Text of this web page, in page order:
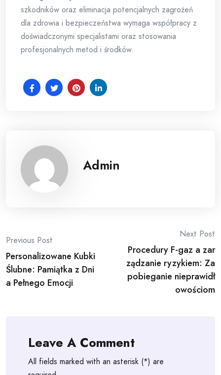
szkodników oraz eliminacja potencjalnych zagrożeń
dla zdrowia i bezpieczeństwa wymaga współpracy z
doświadczonymi specjalistami oraz stosowania
profesjonalnych metod i środków.
Admin
Post
navigation
Previous Post
Personalizowane Kubki
Ślubne: Pamiątka z Dni
a Pełnego Emocji
Next Post
Procedury F-gaz a zar
ządzanie ryzykiem: Za
pobieganie nieprawidł
owościom
Leave A Comment
All fields marked with an asterisk (*) are